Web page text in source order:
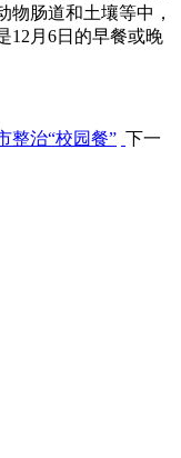
物肠道和土壤等中，
12月6日的早餐或晚
整治“校园餐” 下一